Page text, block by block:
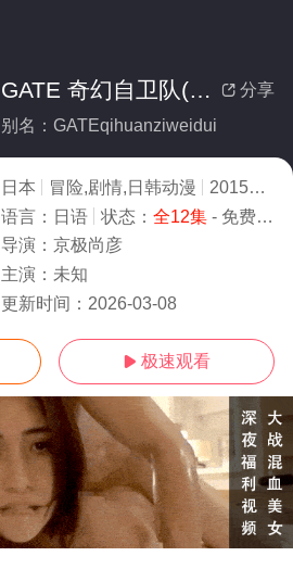
 分享
GATE 奇幻自卫队(全集)
别名：GATEqihuanziweidui
日本 冒险,剧情,日韩动漫 2015
9.0
语言： 日语 状态： 全12集- 免费在线观看
导演： 京极尚彦
主演： 未知
更新时间： 2026-03-08
 极速观看